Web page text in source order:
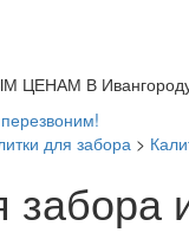
В
для забора >
забора